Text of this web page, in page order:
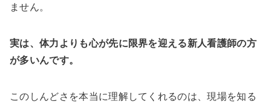
ません。
実は、体力よりも心が先に限界を迎える新人看護師の方
が多いんです。
このしんどさを本当に理解してくれるのは、現場を知る